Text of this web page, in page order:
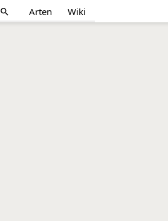
search Arten Wiki